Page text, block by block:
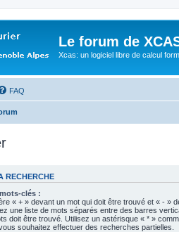
Le forum de
Xcas: un logiciel libre de calcul
FAQ
RECHERCHE
clés :
« + » devant un mot qui doit être trouvé et « - »
une liste de mots séparés entre des barres
doit être trouvé. Utilisez un astérisque « * »
souhaitez effectuer des recherches partielles.